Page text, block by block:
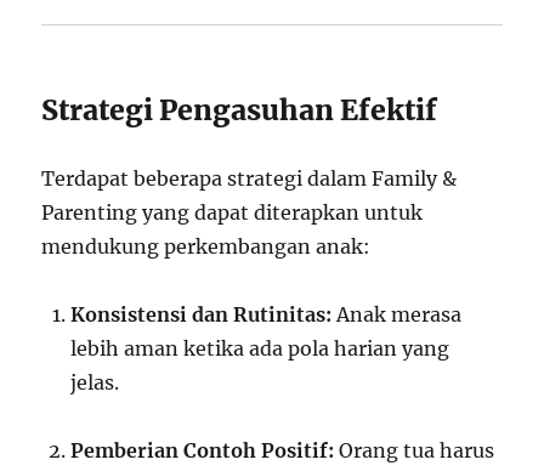
Strategi Pengasuhan Efektif
Terdapat beberapa strategi dalam Family &
Parenting yang dapat diterapkan untuk
mendukung perkembangan anak:
Konsistensi dan Rutinitas: Anak merasa
lebih aman ketika ada pola harian yang
jelas.
Pemberian Contoh Positif: Orang tua harus